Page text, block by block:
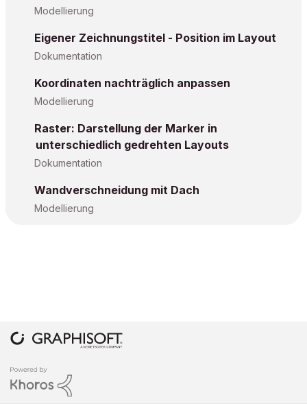
Modellierung
Eigener Zeichnungstitel - Position im Layout
Dokumentation
Koordinaten nachträglich anpassen
Modellierung
Raster: Darstellung der Marker in
unterschiedlich gedrehten Layouts
Dokumentation
Wandverschneidung mit Dach
Modellierung